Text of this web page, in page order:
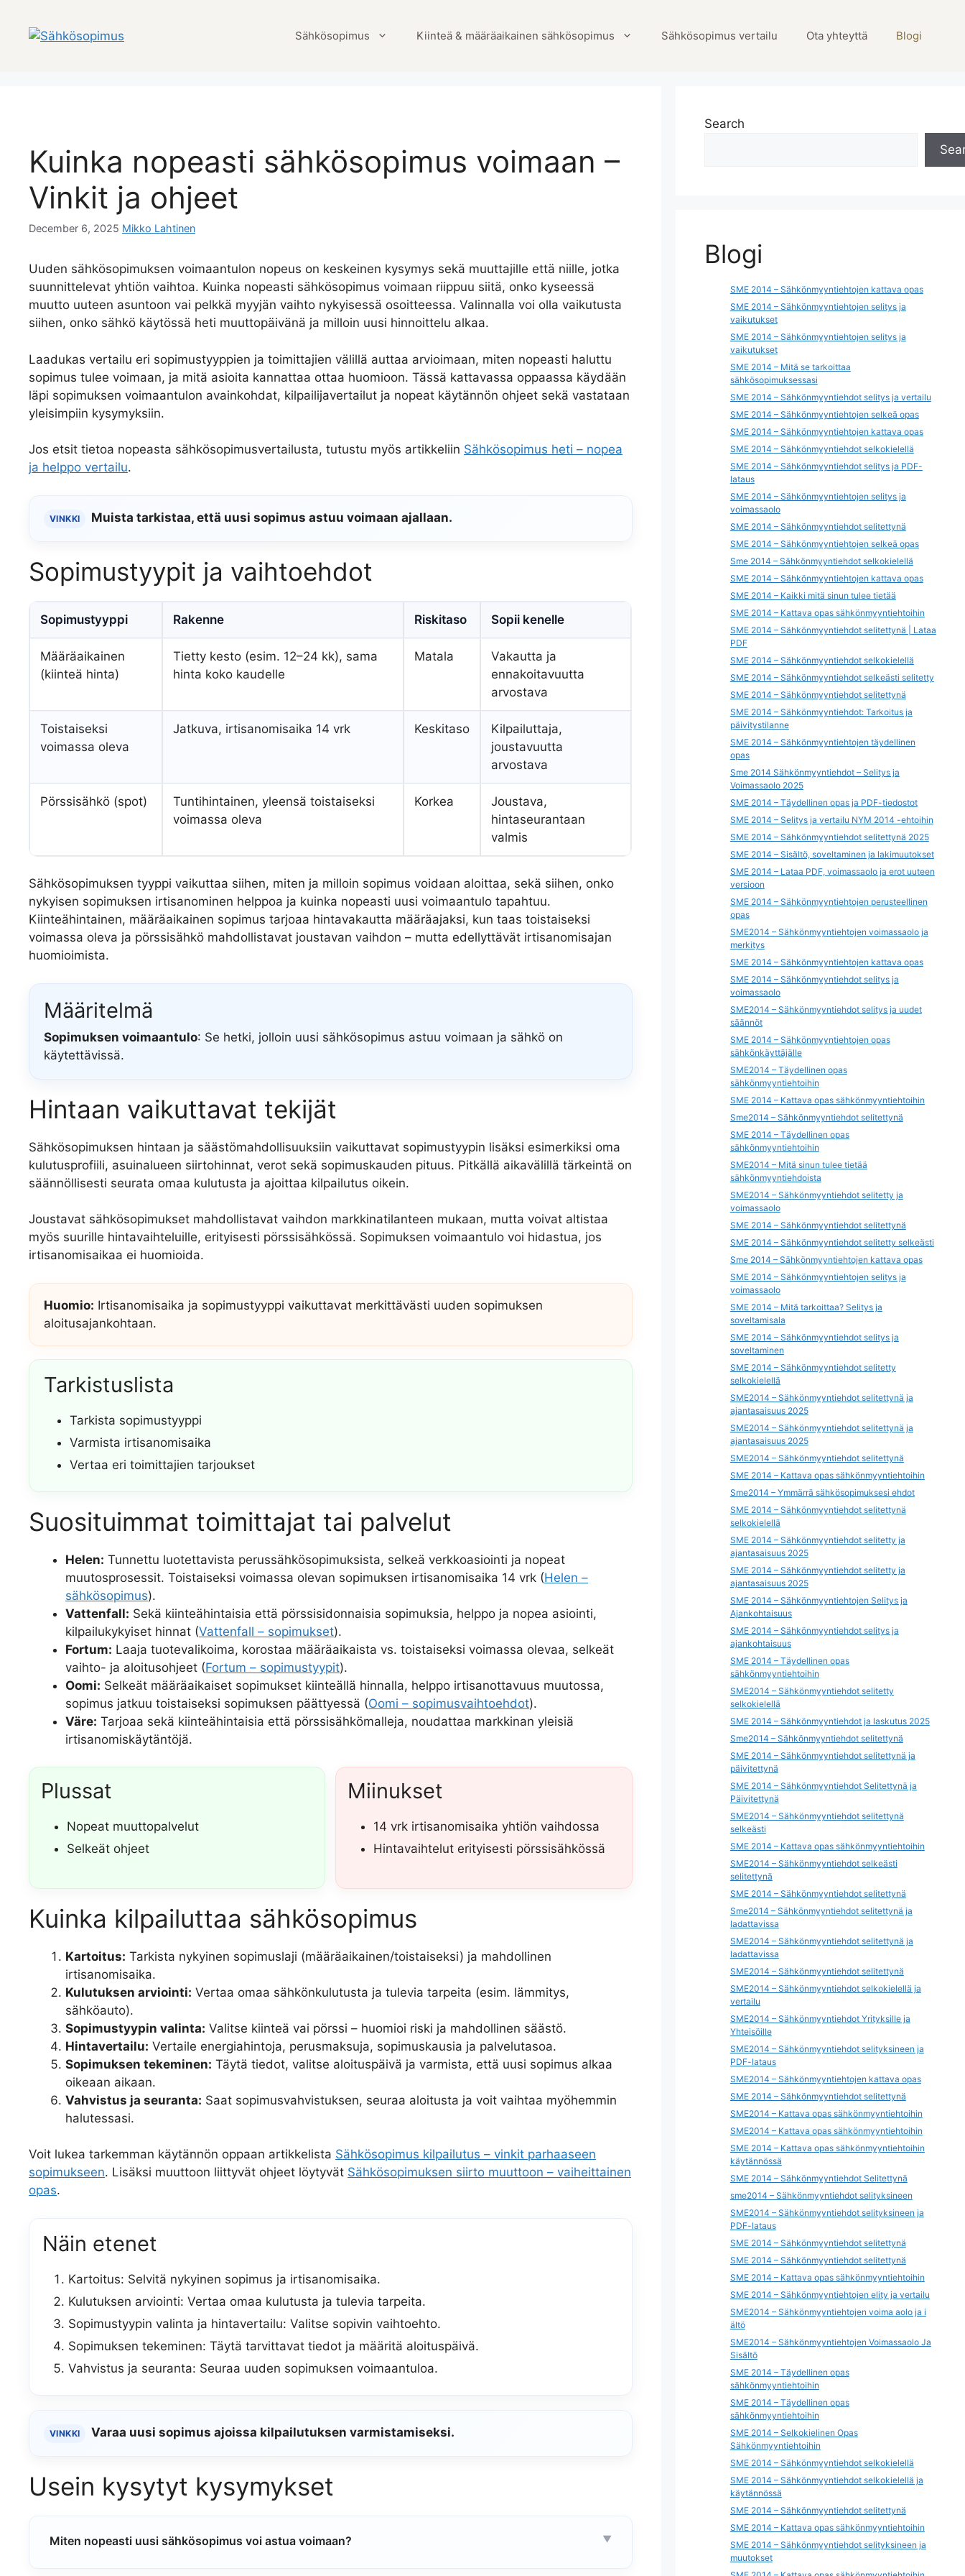
content
Sähkösopimus Kiinteä & määräaikainen sähkösopimus Sähkösopimus vertailu Ota yhteyttä Blogi
Kuinka nopeasti sähkösopimus voimaan –
Vinkit ja ohjeet
December 6, 2025 Mikko Lahtinen
Uuden sähkösopimuksen voimaantulon nopeus on keskeinen kysymys sekä muuttajille että niille, jotka
suunnittelevat yhtiön vaihtoa. Kuinka nopeasti sähkösopimus voimaan riippuu siitä, onko kyseessä
muutto uuteen asuntoon vai pelkkä myyjän vaihto nykyisessä osoitteessa. Valinnalla voi olla vaikutusta
siihen, onko sähkö käytössä heti muuttopäivänä ja milloin uusi hinnoittelu alkaa.
Laadukas vertailu eri sopimustyyppien ja toimittajien välillä auttaa arvioimaan, miten nopeasti haluttu
sopimus tulee voimaan, ja mitä asioita kannattaa ottaa huomioon. Tässä kattavassa oppaassa käydään
läpi sopimuksen voimaantulon avainkohdat, kilpailijavertailut ja nopeat käytännön ohjeet sekä vastataan
yleisimpiin kysymyksiin.
Jos etsit tietoa nopeasta sähkösopimusvertailusta, tutustu myös artikkeliin Sähkösopimus heti – nopea
ja helppo vertailu.
VINKKI Muista tarkistaa, että uusi sopimus astuu voimaan ajallaan.
Sopimustyypit ja vaihtoehdot
Sopimustyyppi Rakenne Riskitaso Sopii kenelle
Määräaikainen
(kiinteä hinta)
Tietty kesto (esim. 12–24 kk), sama
hinta koko kaudelle
Matala
Vakautta ja
ennakoitavuutta
arvostava
Toistaiseksi
voimassa oleva
Jatkuva, irtisanomisaika 14 vrk Keskitaso
Kilpailuttaja,
joustavuutta
arvostava
Pörssisähkö (spot)
Tuntihintainen, yleensä toistaiseksi
voimassa oleva
Korkea
Joustava,
hintaseurantaan
valmis
Sähkösopimuksen tyyppi vaikuttaa siihen, miten ja milloin sopimus voidaan aloittaa, sekä siihen, onko
nykyisen sopimuksen irtisanominen helppoa ja kuinka nopeasti uusi voimaantulo tapahtuu.
Kiinteähintainen, määräaikainen sopimus tarjoaa hintavakautta määräajaksi, kun taas toistaiseksi
voimassa oleva ja pörssisähkö mahdollistavat joustavan vaihdon – mutta edellyttävät irtisanomisajan
huomioimista.
Määritelmä
Sopimuksen voimaantulo: Se hetki, jolloin uusi sähkösopimus astuu voimaan ja sähkö on
käytettävissä.
Hintaan vaikuttavat tekijät
Sähkösopimuksen hintaan ja säästömahdollisuuksiin vaikuttavat sopimustyypin lisäksi esimerkiksi oma
kulutusprofiili, asuinalueen siirtohinnat, verot sekä sopimuskauden pituus. Pitkällä aikavälillä tärkeintä on
säännöllisesti seurata omaa kulutusta ja ajoittaa kilpailutus oikein.
Joustavat sähkösopimukset mahdollistavat vaihdon markkinatilanteen mukaan, mutta voivat altistaa
myös suurille hintavaihteluille, erityisesti pörssisähkössä. Sopimuksen voimaantulo voi hidastua, jos
irtisanomisaikaa ei huomioida.
Huomio: Irtisanomisaika ja sopimustyyppi vaikuttavat merkittävästi uuden sopimuksen
aloitusajankohtaan.
Tarkistuslista
Tarkista sopimustyyppi
Varmista irtisanomisaika
Vertaa eri toimittajien tarjoukset
Suosituimmat toimittajat tai palvelut
Helen: Tunnettu luotettavista perussähkösopimuksista, selkeä verkkoasiointi ja nopeat
muutosprosessit. Toistaiseksi voimassa olevan sopimuksen irtisanomisaika 14 vrk (Helen –
sähkösopimus).
Vattenfall: Sekä kiinteähintaisia että pörssisidonnaisia sopimuksia, helppo ja nopea asiointi,
kilpailukykyiset hinnat (Vattenfall – sopimukset).
Fortum: Laaja tuotevalikoima, korostaa määräaikaista vs. toistaiseksi voimassa olevaa, selkeät
vaihto- ja aloitusohjeet (Fortum – sopimustyypit).
Oomi: Selkeät määräaikaiset sopimukset kiinteällä hinnalla, helppo irtisanottavuus muutossa,
sopimus jatkuu toistaiseksi sopimuksen päättyessä (Oomi – sopimusvaihtoehdot).
Väre: Tarjoaa sekä kiinteähintaisia että pörssisähkömalleja, noudattaa markkinan yleisiä
irtisanomiskäytäntöjä.
Plussat
Nopeat muuttopalvelut
Selkeät ohjeet
Miinukset
14 vrk irtisanomisaika yhtiön vaihdossa
Hintavaihtelut erityisesti pörssisähkössä
Kuinka kilpailuttaa sähkösopimus
Kartoitus: Tarkista nykyinen sopimuslaji (määräaikainen/toistaiseksi) ja mahdollinen
irtisanomisaika.
Kulutuksen arviointi: Vertaa omaa sähkönkulutusta ja tulevia tarpeita (esim. lämmitys,
sähköauto).
Sopimustyypin valinta: Valitse kiinteä vai pörssi – huomioi riski ja mahdollinen säästö.
Hintavertailu: Vertaile energiahintoja, perusmaksuja, sopimuskausia ja palvelutasoa.
Sopimuksen tekeminen: Täytä tiedot, valitse aloituspäivä ja varmista, että uusi sopimus alkaa
oikeaan aikaan.
Vahvistus ja seuranta: Saat sopimusvahvistuksen, seuraa aloitusta ja voit vaihtaa myöhemmin
halutessasi.
Voit lukea tarkemman käytännön oppaan artikkelista Sähkösopimus kilpailutus – vinkit parhaaseen
sopimukseen. Lisäksi muuttoon liittyvät ohjeet löytyvät Sähkösopimuksen siirto muuttoon – vaiheittainen
opas.
Näin etenet
Kartoitus: Selvitä nykyinen sopimus ja irtisanomisaika.
Kulutuksen arviointi: Vertaa omaa kulutusta ja tulevia tarpeita.
Sopimustyypin valinta ja hintavertailu: Valitse sopivin vaihtoehto.
Sopimuksen tekeminen: Täytä tarvittavat tiedot ja määritä aloituspäivä.
Vahvistus ja seuranta: Seuraa uuden sopimuksen voimaantuloa.
VINKKI Varaa uusi sopimus ajoissa kilpailutuksen varmistamiseksi.
Usein kysytyt kysymykset
Miten nopeasti uusi sähkösopimus voi astua voimaan?
Search
Blogi
SME 2014 – Sähkönmyyntiehtojen kattava opas
SME 2014 – Sähkönmyyntiehtojen selitys ja
vaikutukset
SME 2014 – Sähkönmyyntiehtojen selitys ja
vaikutukset
SME 2014 – Mitä se tarkoittaa
sähkösopimuksessasi
SME 2014 – Sähkönmyyntiehdot selitys ja vertailu
SME 2014 – Sähkönmyyntiehtojen selkeä opas
SME 2014 – Sähkönmyyntiehtojen kattava opas
SME 2014 – Sähkönmyyntiehdot selkokielellä
SME 2014 – Sähkönmyyntiehdot selitys ja PDF-
lataus
SME 2014 – Sähkönmyyntiehtojen selitys ja
voimassaolo
SME 2014 – Sähkönmyyntiehdot selitettynä
SME 2014 – Sähkönmyyntiehtojen selkeä opas
Sme 2014 – Sähkönmyyntiehdot selkokielellä
SME 2014 – Sähkönmyyntiehtojen kattava opas
SME 2014 – Kaikki mitä sinun tulee tietää
SME 2014 – Kattava opas sähkönmyyntiehtoihin
SME 2014 – Sähkönmyyntiehdot selitettynä | Lataa
PDF
SME 2014 – Sähkönmyyntiehdot selkokielellä
SME 2014 – Sähkönmyyntiehdot selkeästi selitetty
SME 2014 – Sähkönmyyntiehdot selitettynä
SME 2014 – Sähkönmyyntiehdot: Tarkoitus ja
päivitystilanne
SME 2014 – Sähkönmyyntiehtojen täydellinen
opas
Sme 2014 Sähkönmyyntiehdot – Selitys ja
Voimassaolo 2025
SME 2014 – Täydellinen opas ja PDF-tiedostot
SME 2014 – Selitys ja vertailu NYM 2014 -ehtoihin
SME 2014 – Sähkönmyyntiehdot selitettynä 2025
SME 2014 – Sisältö, soveltaminen ja lakimuutokset
SME 2014 – Lataa PDF, voimassaolo ja erot uuteen
versioon
SME 2014 – Sähkönmyyntiehtojen perusteellinen
opas
SME2014 – Sähkönmyyntiehtojen voimassaolo ja
merkitys
SME 2014 – Sähkönmyyntiehtojen kattava opas
SME 2014 – Sähkönmyyntiehdot selitys ja
voimassaolo
SME2014 – Sähkönmyyntiehdot selitys ja uudet
säännöt
SME 2014 – Sähkönmyyntiehtojen opas
sähkönkäyttäjälle
SME2014 – Täydellinen opas
sähkönmyyntiehtoihin
SME 2014 – Kattava opas sähkönmyyntiehtoihin
Sme2014 – Sähkönmyyntiehdot selitettynä
SME 2014 – Täydellinen opas
sähkönmyyntiehtoihin
SME2014 – Mitä sinun tulee tietää
sähkönmyyntiehdoista
SME2014 – Sähkönmyyntiehdot selitetty ja
voimassaolo
SME 2014 – Sähkönmyyntiehdot selitettynä
SME 2014 – Sähkönmyyntiehdot selitetty selkeästi
Sme 2014 – Sähkönmyyntiehtojen kattava opas
SME 2014 – Sähkönmyyntiehtojen selitys ja
voimassaolo
SME 2014 – Mitä tarkoittaa? Selitys ja
soveltamisala
SME 2014 – Sähkönmyyntiehdot selitys ja
soveltaminen
SME 2014 – Sähkönmyyntiehdot selitetty
selkokielellä
SME2014 – Sähkönmyyntiehdot selitettynä ja
ajantasaisuus 2025
SME2014 – Sähkönmyyntiehdot selitettynä ja
ajantasaisuus 2025
SME2014 – Sähkönmyyntiehdot selitettynä
SME 2014 – Kattava opas sähkönmyyntiehtoihin
Sme2014 – Ymmärrä sähkösopimuksesi ehdot
SME 2014 – Sähkönmyyntiehdot selitettynä
selkokielellä
SME 2014 – Sähkönmyyntiehdot selitetty ja
ajantasaisuus 2025
SME 2014 – Sähkönmyyntiehdot selitetty ja
ajantasaisuus 2025
SME 2014 – Sähkönmyyntiehtojen Selitys ja
Ajankohtaisuus
SME 2014 – Sähkönmyyntiehdot selitys ja
ajankohtaisuus
SME 2014 – Täydellinen opas
sähkönmyyntiehtoihin
SME2014 – Sähkönmyyntiehdot selitetty
selkokielellä
SME 2014 – Sähkönmyyntiehdot ja laskutus 2025
Sme2014 – Sähkönmyyntiehdot selitettynä
SME 2014 – Sähkönmyyntiehdot selitettynä ja
päivitettynä
SME 2014 – Sähkönmyyntiehdot Selitettynä ja
Päivitettynä
SME2014 – Sähkönmyyntiehdot selitettynä
selkeästi
SME 2014 – Kattava opas sähkönmyyntiehtoihin
SME2014 – Sähkönmyyntiehdot selkeästi
selitettynä
SME 2014 – Sähkönmyyntiehdot selitettynä
Sme2014 – Sähkönmyyntiehdot selitettynä ja
ladattavissa
SME2014 – Sähkönmyyntiehdot selitettynä ja
ladattavissa
SME2014 – Sähkönmyyntiehdot selitettynä
SME2014 – Sähkönmyyntiehdot selkokielellä ja
vertailu
SME2014 – Sähkönmyyntiehdot Yrityksille ja
Yhteisöille
SME2014 – Sähkönmyyntiehdot selityksineen ja
PDF-lataus
SME2014 – Sähkönmyyntiehtojen kattava opas
SME 2014 – Sähkönmyyntiehdot selitettynä
SME2014 – Kattava opas sähkönmyyntiehtoihin
SME2014 – Kattava opas sähkönmyyntiehtoihin
SME 2014 – Kattava opas sähkönmyyntiehtoihin
käytännössä
SME 2014 – Sähkönmyyntiehdot Selitettynä
sme2014 – Sähkönmyyntiehdot selityksineen
SME2014 – Sähkönmyyntiehdot selityksineen ja
PDF-lataus
SME 2014 – Sähkönmyyntiehdot selitettynä
SME 2014 – Sähkönmyyntiehdot selitettynä
SME 2014 – Kattava opas sähkönmyyntiehtoihin
SME 2014 – Sähkönmyyntiehtojen elity ja vertailu
SME2014 – Sähkönmyyntiehtojen voima aolo ja i
ältö
SME2014 – Sähkönmyyntiehtojen Voimassaolo Ja
Sisältö
SME 2014 – Täydellinen opas
sähkönmyyntiehtoihin
SME 2014 – Täydellinen opas
sähkönmyyntiehtoihin
SME 2014 – Selkokielinen Opas
Sähkönmyyntiehtoihin
SME 2014 – Sähkönmyyntiehdot selkokielellä
SME 2014 – Sähkönmyyntiehdot selkokielellä ja
käytännössä
SME 2014 – Sähkönmyyntiehdot selitettynä
SME 2014 – Kattava opas sähkönmyyntiehtoihin
SME 2014 – Sähkönmyyntiehdot selityksineen ja
muutokset